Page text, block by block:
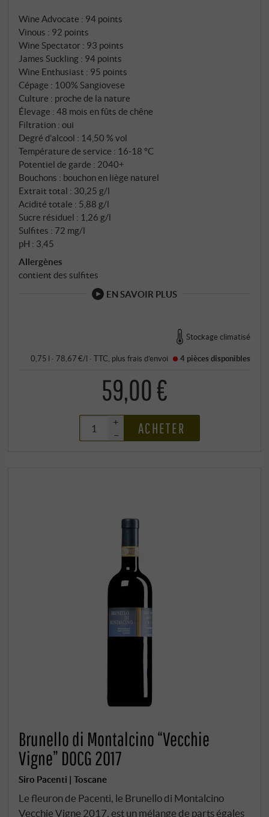
veloutés et une longue finale éthérée et rayonnante.
SUPERIORE.DE
Wine Advocate : 94 points
Vinous : 92 points
Wine Spectator : 93 points
James Suckling : 94 points
Wine Enthusiast : 95 points
Cépage : 100% Sangiovese
Culture : proche de la nature
Élevage : 48 mois en fûts de chêne
Filtration : oui
Degré d'alcool : 14,50 % vol
Température de service : 16‑18 °C
Potentiel de garde : 2040+
Bouchons : bouchon en liège naturel
Extrait total : 30,25 g/l
Acidité totale : 5,88 g/l
Sucre résiduel : 1,26 g/l
Sulfites : 72 mg/l
pH : 3,45
Allergènes
contient des sulfites
EN SAVOIR PLUS
Stockage climatisé
0,75 l · 78,67 €/l ·TTC , plusfrais d’envoi 4 pièces disponibles
59,00 €
+
–
ACHETER
Brunello di Montalcino “Vecchie
Vigne” DOCG 2017
Siro Pacenti | Toscane
Le fleuron de Pacenti, le Brunello di Montalcino
Vecchie Vigne 2017, est un mélange de parts égales